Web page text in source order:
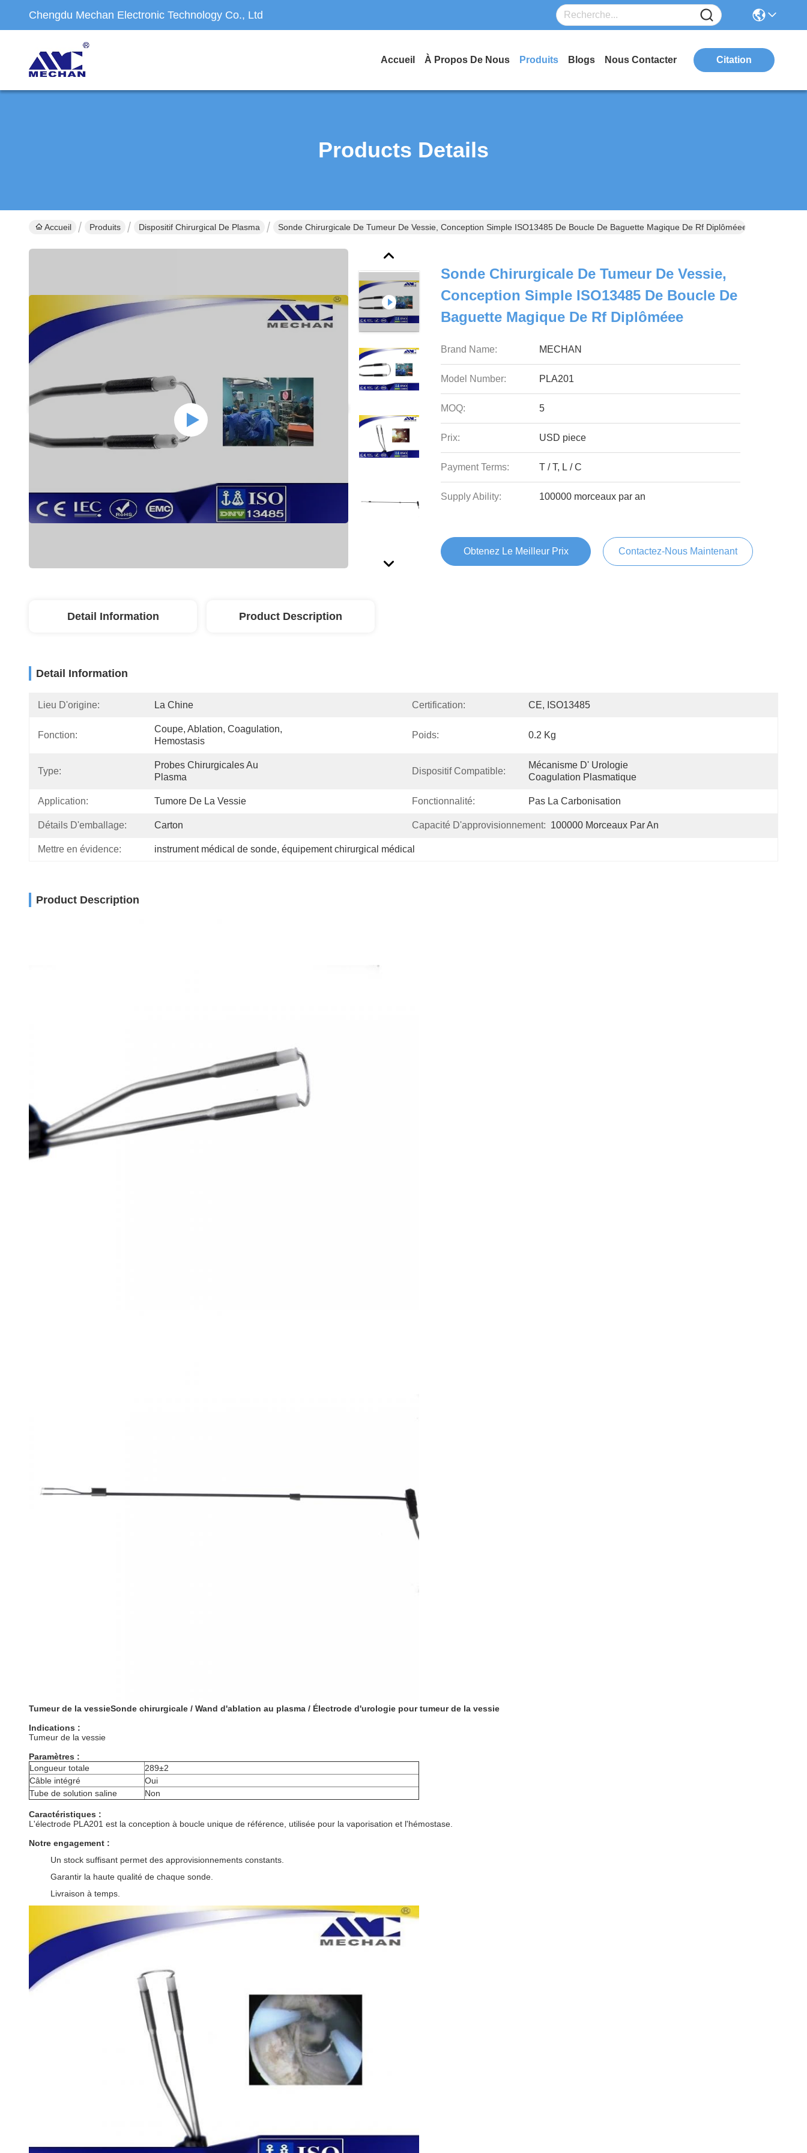
Chengdu Mechan Electronic Technology Co., Ltd
Accueil À Propos De Nous Produits Blogs Nous Contacter Citation
Products Details
Accueil Produits Dispositif Chirurgical De Plasma Sonde Chirurgicale De Tumeur De Vessie, Conception Simple ISO13485 De Boucle De Baguette Magique De Rf Diplôméee
Sonde Chirurgicale De Tumeur De Vessie,
Conception Simple ISO13485 De Boucle De
Baguette Magique De Rf Diplôméee
Brand Name: MECHAN
Model Number: PLA201
MOQ: 5
Prix: USD piece
Payment Terms: T / T, L / C
Supply Ability: 100000 morceaux par an
Obtenez Le Meilleur Prix Contactez-Nous Maintenant
Detail Information Product Description
Detail Information
Lieu D'origine: La Chine Certification: CE, ISO13485
Fonction:
Coupe, Ablation, Coagulation,
Hemostasis
Poids: 0.2 Kg
Type:
Probes Chirurgicales Au
Plasma
Dispositif Compatible:
Mécanisme D' Urologie
Coagulation Plasmatique
Application: Tumore De La Vessie Fonctionnalité: Pas La Carbonisation
Détails D'emballage: Carton Capacité D'approvisionnement: 100000 Morceaux Par An
Mettre en évidence: instrument médical de sonde, équipement chirurgical médical
Product Description
Tumeur de la vessieSonde chirurgicale / Wand d'ablation au plasma / Électrode d'urologie pour tumeur de la vessie
Indications :
Tumeur de la vessie
Paramètres :
Longueur totale
289±2
Câble intégré
Oui
Tube de solution saline
Non
Caractéristiques :
L'électrode PLA201 est la conception à boucle unique de référence, utilisée pour la vaporisation et l'hémostase
Notre engagement :
Un stock suffisant permet des approvisionnements constants.
Garantir la haute qualité de chaque sonde.
Livraison à temps.